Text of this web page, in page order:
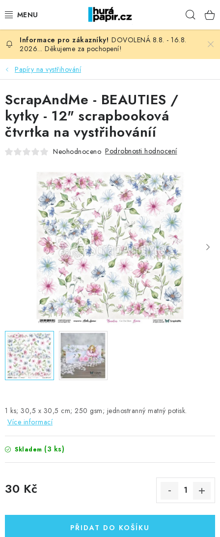
na
NOVINKY
HURÁ DÍLNA
VŠECHNO ZBOŽÍ
KNIHAŘSKÝ MATERIÁL
FOTORECENZE
MOJE OBJEDNÁVKA
Kontakty Moje objednávka
Oblíbené ♥️
Hodnocení obchodu
Obchodní podmínky
Podmínky ochrany osobních údajů
Ověřování recenzí
Jak nakupovat
DOVOLENÁ 8.8. - 16.8.
2026... Děkujeme za pochopení!
Papíry na vystřihování
1 ks; 30,5 x 30,5 cm; 250 gsm; jednostranný matný potisk.
Více informací
Skladem (3 ks)
30 Kč
PŘIDAT DO KOŠÍKU
ScrapAndMe - BEAUTIES /
kytky - 12" scrapbooková
čtvrtka na vystřihováníí
Neohodnoceno Podrobnosti hodnocení